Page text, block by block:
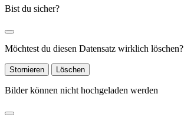
Bist du sicher?
Möchtest du diesen Datensatz wirklich löschen?
Stornieren Löschen
Bilder können nicht hochgeladen werden